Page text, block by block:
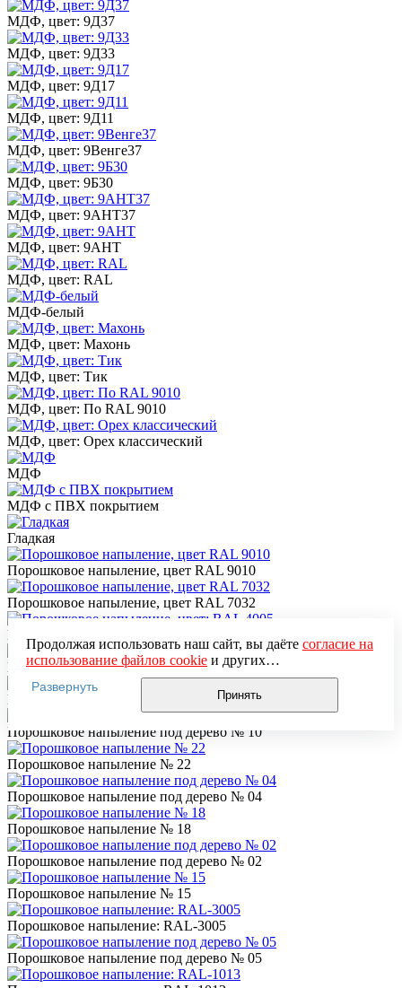
МДФ, цвет: 9Д37
МДФ, цвет: 9Д33
МДФ, цвет: 9Д17
МДФ, цвет: 9Д11
МДФ, цвет: 9Венге37
МДФ, цвет: 9Б30
МДФ, цвет: 9АНТ37
МДФ, цвет: 9АНТ
МДФ, цвет: RAL
МДФ-белый
МДФ, цвет: Махонь
МДФ, цвет: Тик
МДФ, цвет: По RAL 9010
МДФ, цвет: Орех классический
МДФ
МДФ с ПВХ покрытием
Гладкая
Порошковое напыление, цвет RAL 9010
Порошковое напыление, цвет RAL 7032
Порошковое напыление, цвет: RAL 4005
Порошковое напыление: RAL-1036
Порошковое напыление: серебро
Порошковое напыление под дерево № 10
Порошковое напыление № 22
Порошковое напыление под дерево № 04
Порошковое напыление № 18
Порошковое напыление под дерево № 02
Порошковое напыление № 15
Порошковое напыление: RAL-3005
Порошковое напыление под дерево № 05
Продолжая использовать наш сайт, вы даёте согласие на
использование файлов cookieи других
пользовательских данных (включая IP-адрес, сведения о
местоположении, устройстве, действиях на сайте и т. п.)
для функционирования сайта, проведения
использования систем аналитики (например,
Яндекс.Метрика), в соответствии с нашей
обработки персональных данных.
Если вы не хотите, чтобы ваши данные обрабатывались,
настройте ограничения в браузере или покиньте сайт.
Развернуть
Принять